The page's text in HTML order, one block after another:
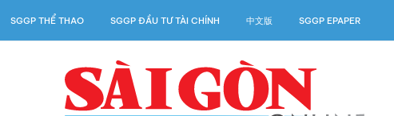
SGGP THỂ THAO SGGP ĐẦU TƯ TÀI CHÍNH 中文版 SGGP EPAPER